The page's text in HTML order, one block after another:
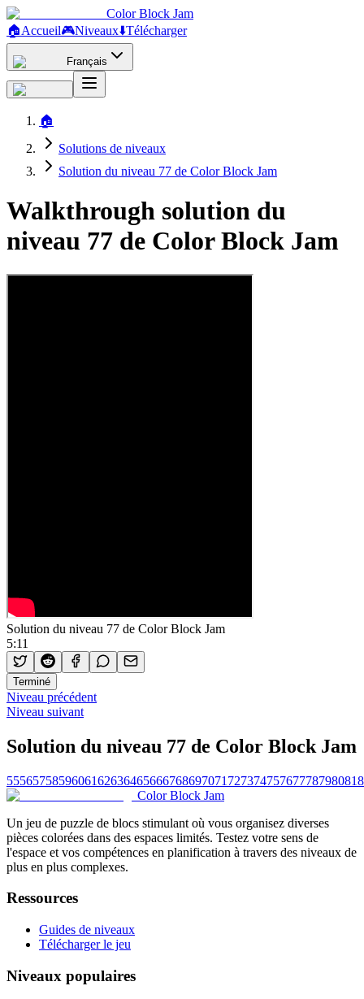
Color Block Jam
🏠Accueil🎮Niveaux⬇️Télécharger
Français
🏠
Solutions de niveaux
Solution du niveau 77 de Color Block Jam
Walkthrough solution du
niveau 77 de Color Block Jam
Solution du niveau 77 de Color Block Jam
5:11
Terminé
Niveau précédent
Niveau suivant
Solution du niveau 77 de Color Block Jam
5556575859606162636465666768697071 72737475767778798081
Color Block Jam
Un jeu de puzzle de blocs stimulant où vous organisez diverses
pièces colorées dans des espaces limités. Testez votre sens de
l'espace et vos compétences en planification à travers des niveaux de
plus en plus complexes.
Ressources
Guides de niveaux
Télécharger le jeu
Niveaux populaires